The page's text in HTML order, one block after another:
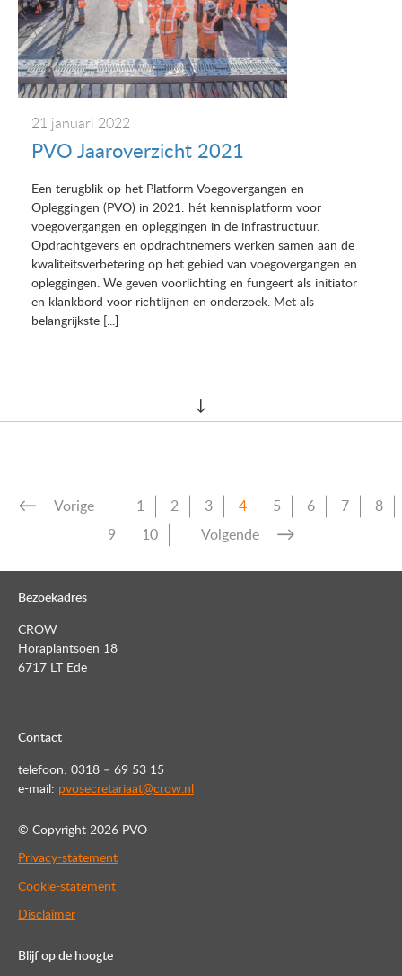
21 januari 2022
PVO Jaaroverzicht 2021
Een terugblik op het Platform Voegovergangen en
Opleggingen (PVO) in 2021: hét kennisplatform voor
voegovergangen en opleggingen in de infrastructuur.
Opdrachtgevers en opdrachtnemers werken samen aan de
kwaliteitsverbetering op het gebied van voegovergangen en
opleggingen. We geven voorlichting en fungeert als initiator
en klankbord voor richtlijnen en onderzoek. Met als
belangrijkste [...]
Vorige 1 2 3 4 5 6 7
8
9
10 Volgende
Bezoekadres
CROW
Horaplantsoen 18
6717 LT Ede
Contact
telefoon: 0318 – 69 53 15
e-mail: pvosecretariaat@crow.nl
© Copyright 2026 PVO
Privacy-statement
Cookie-statement
Disclaimer
Blijf op de hoogte